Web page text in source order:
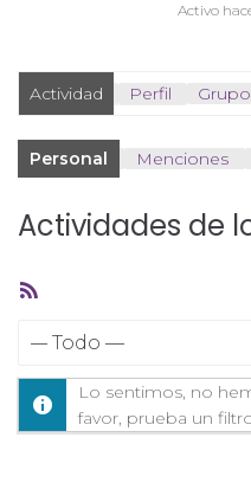
Activo
Actividad Perfil
Personal Menciones
Actividades de
Lo sentimos, no
favor, prueba un